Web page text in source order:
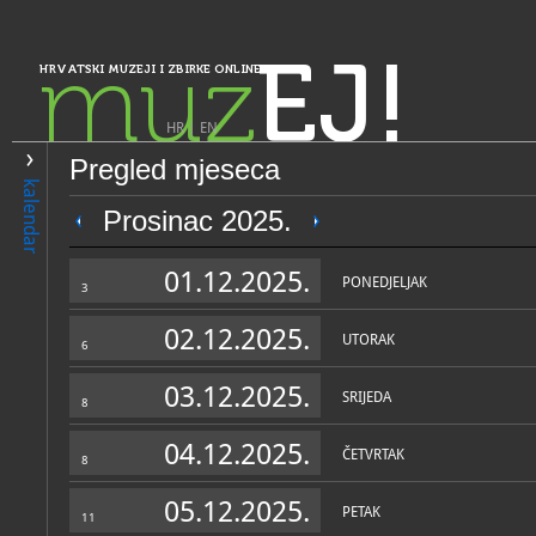
HRVATSKI MUZEJI I ZBIRKE ONLINE
muzEJ!
HR| EN
kalendar
Pregled mjeseca
Prosinac 2025.
3 01.12.2025. PONEDJELJAK
6 02.12.2025. UTORAK
8 03.12.2025. SRIJEDA
8 04.12.2025. ČETVRTAK
11 05.12.2025. PETAK
PRETRAŽIVANJE
Istra, Kvarner, Gorski kotar i Lika
Gradski muzej Senj
OPĆI PODACI